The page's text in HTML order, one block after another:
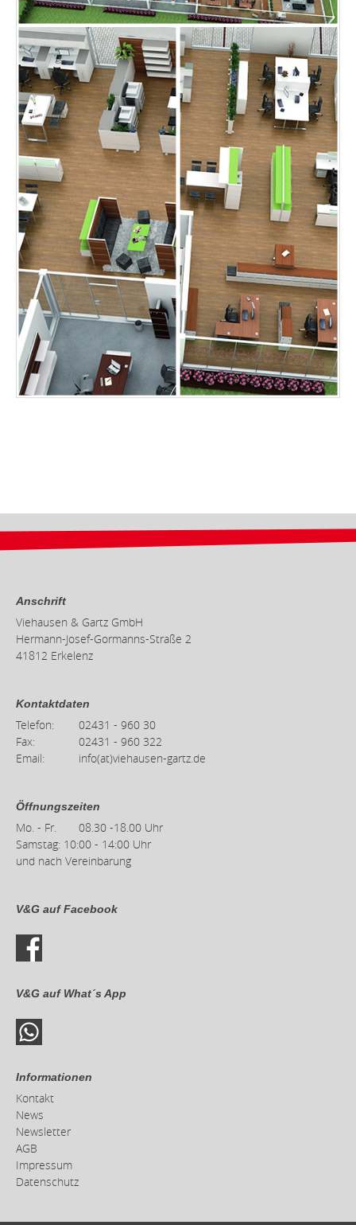
Anschrift
Viehausen & Gartz GmbH
Hermann-Josef-Gormanns-Straße 2
41812 Erkelenz
Kontaktdaten
Telefon:
02431 - 960 30
Fax:
02431 - 960 322
Email:
info(at)viehausen-gartz.de
Öffnungszeiten
Mo. - Fr.
08.30 -18.00 Uhr
Samstag: 10:00 - 14:00 Uhr
und nach Vereinbarung
V&G auf Facebook
V&G auf What´s App
Informationen
Kontakt
News
Newsletter
AGB
Impressum
Datenschutz